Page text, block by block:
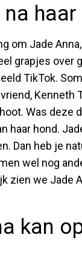
haar
om Jade
grapjes over
TikTok.
Kenneth
Was deze
haar hond.
Dan heb je
wel nog
zien we Jade
kan